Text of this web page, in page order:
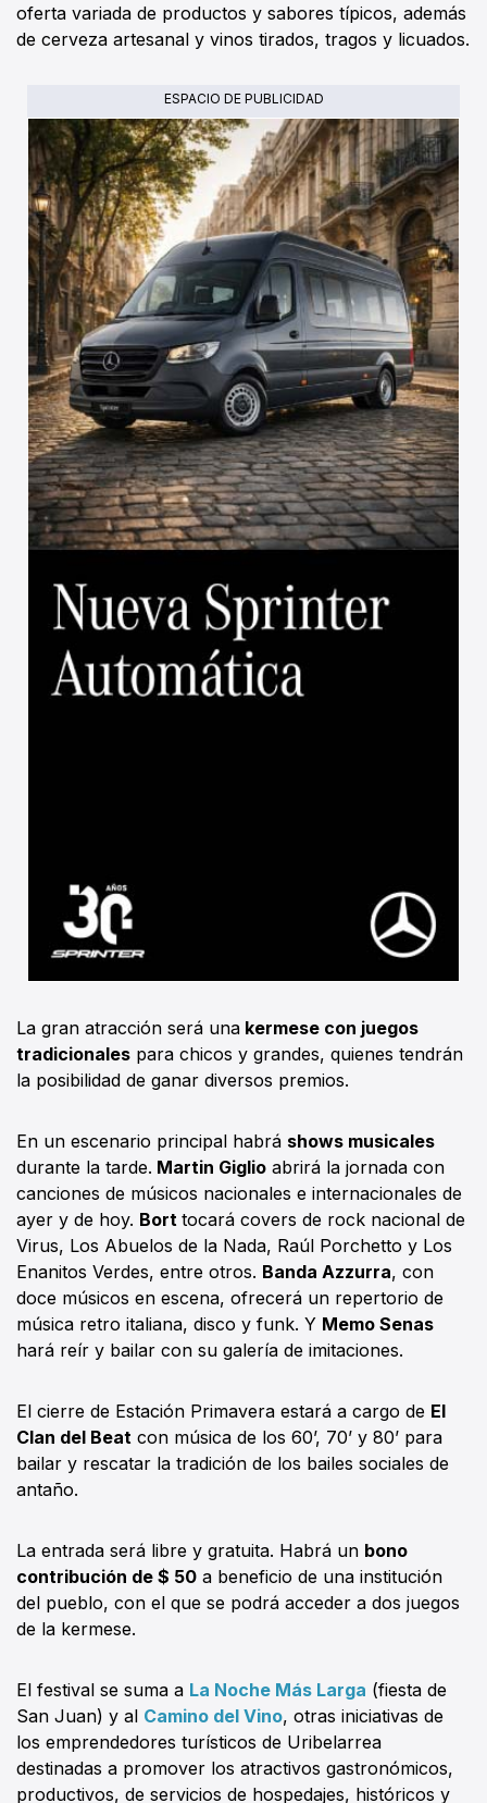
oferta variada de productos y sabores típicos, además
de cerveza artesanal y vinos tirados, tragos y licuados.
ESPACIO DE PUBLICIDAD
La gran atracción será una kermese con juegos
tradicionales para chicos y grandes, quienes tendrán
la posibilidad de ganar diversos premios.
En un escenario principal habrá shows musicales
durante la tarde. Martin Giglio abrirá la jornada con
canciones de músicos nacionales e internacionales de
ayer y de hoy. Bort tocará covers de rock nacional de
Virus, Los Abuelos de la Nada, Raúl Porchetto y Los
Enanitos Verdes, entre otros. Banda Azzurra, con
doce músicos en escena, ofrecerá un repertorio de
música retro italiana, disco y funk. Y Memo Senas
hará reír y bailar con su galería de imitaciones.
El cierre de Estación Primavera estará a cargo de El
Clan del Beat con música de los 60’, 70’ y 80’ para
bailar y rescatar la tradición de los bailes sociales de
antaño.
La entrada será libre y gratuita. Habrá un bono
contribución de $ 50 a beneficio de una institución
del pueblo, con el que se podrá acceder a dos juegos
de la kermese.
El festival se suma a La Noche Más Larga (fiesta de
San Juan) y al Camino del Vino, otras iniciativas de
los emprendedores turísticos de Uribelarrea
destinadas a promover los atractivos gastronómicos,
productivos, de servicios de hospedajes, históricos y